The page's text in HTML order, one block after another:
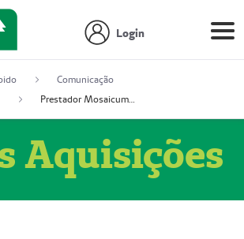
Login
Comunicação
Prestador Mosaicum Espaço Clínico Ltda (51004352-0)
Aquisições